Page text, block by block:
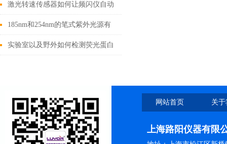
激光转速传感器如何让频闪仪自动
同步？
185nm和254nm的笔式紫外光源有
什么区别？
实验室以及野外如何检测荧光蛋白
网站首页 关
上海路阳仪器有限